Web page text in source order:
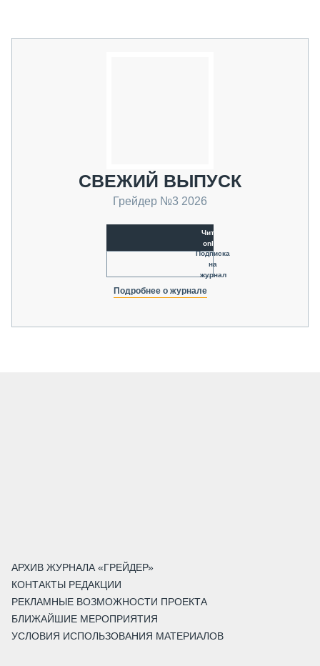
СВЕЖИЙ ВЫПУСК
Грейдер №3 2026
Читать
online
Подписка
на
журнал
Подробнее о журнале
АРХИВ ЖУРНАЛА «ГРЕЙДЕР»
КОНТАКТЫ РЕДАКЦИИ
РЕКЛАМНЫЕ ВОЗМОЖНОСТИ ПРОЕКТА
БЛИЖАЙШИЕ МЕРОПРИЯТИЯ
УСЛОВИЯ ИСПОЛЬЗОВАНИЯ МАТЕРИАЛОВ